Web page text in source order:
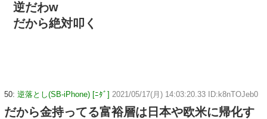
逆だわw
だから絶対叩く
50: 逆落とし(SB-iPhone) [ﾆﾀﾞ] 2021/05/17(月) 14:03:20.33 ID:k8nTOJeb0
だから金持ってる富裕層は日本や欧米に帰化す